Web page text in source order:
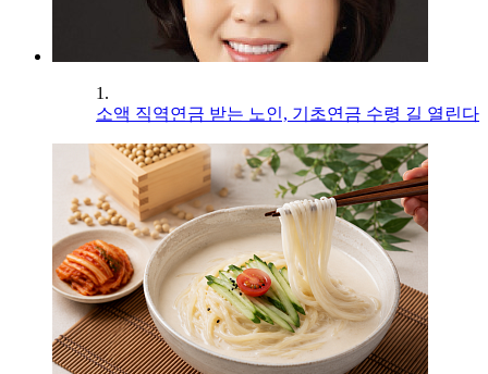
1.
소액 직역연금 받는 노인, 기초연금 수령 길 열린다